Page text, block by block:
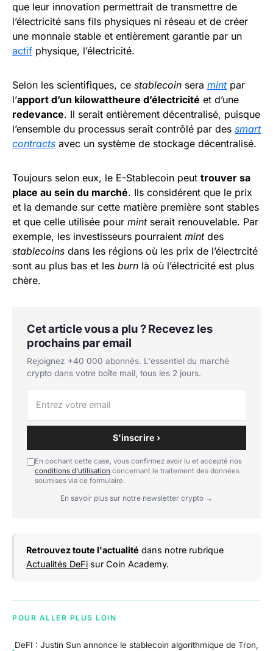
que leur innovation permettrait de transmettre de
l’électricité sans fils physiques ni réseau et de créer
une monnaie stable et entièrement garantie par un
actif physique, l’électricité.
Selon les scientifiques, ce stablecoin sera mint par
l’apport d’un kilowattheure d’électricité et d’une
redevance. Il serait entièrement décentralisé, puisque
l’ensemble du processus serait contrôlé par des smart
contracts avec un système de stockage décentralisé.
Toujours selon eux, le E-Stablecoin peut trouver sa
place au sein du marché. Ils considérent que le prix
et la demande sur cette matière première sont stables
et que celle utilisée pour mint serait renouvelable. Par
exemple, les investisseurs pourraient mint des
stablecoins dans les régions où les prix de l’électrcité
sont au plus bas et les burn là où l’électricité est plus
chère.
Cet article vous a plu ? Recevez les
prochains par email
Rejoignez +40 000 abonnés. L'essentiel du marché
crypto dans votre boîte mail, tous les 2 jours.
S'inscrire ›
En cochant cette case, vous confirmez avoir lu et accepté nos
conditions d'utilisation concernant le traitement des données
soumises via ce formulaire.
En savoir plus sur notre newsletter crypto →
Retrouvez toute l'actualité dans notre rubrique
Actualités DeFi sur Coin Academy.
POUR ALLER PLUS LOIN
DeFI : Justin Sun annonce le stablecoin algorithmique de Tron,